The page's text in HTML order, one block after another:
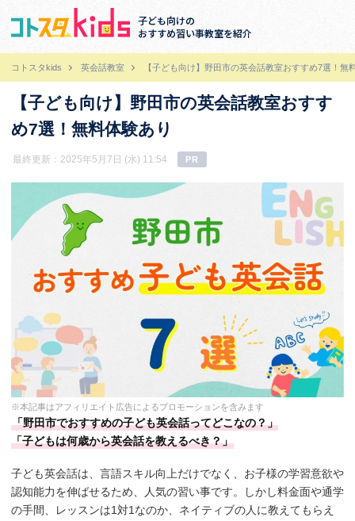
子ども向けの
おすすめ習い事教室を紹介
コトスタkids 英会話教室 【子ども向け】野田市の英会話教室おすすめ7選！無
【子ども向け】野田市の英会話教室おすす
め7選！無料体験あり
最終更新：2025年5月7日 (水) 11:54 PR
※本記事はアフィリエイト広告によるプロモーションを含みます
「野田市でおすすめの子ども英会話ってどこなの？」
「子どもは何歳から英会話を教えるべき？」
子ども英会話は、言語スキル向上だけでなく、お子様の学習意欲や
認知能力を伸ばせるため、人気の習い事です。しかし料金面や通学
の手間、レッスンは1対1なのか、ネイティブの人に教えてもらえ